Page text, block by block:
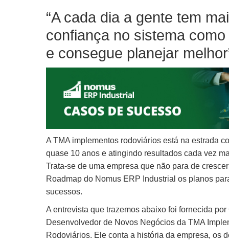
“A cada dia a gente tem
confiança no sistema
e consegue planejar
A TMA implementos rodoviários está na estrada
quase 10 anos e atingindo resultados cada vez
Trata-se de uma empresa que não para de
Roadmap do Nomus ERP Industrial os planos
sucessos.
A entrevista que trazemos abaixo foi fornecida
Desenvolvedor de Novos Negócios da TMA
Rodoviários. Ele conta a história da empresa, os